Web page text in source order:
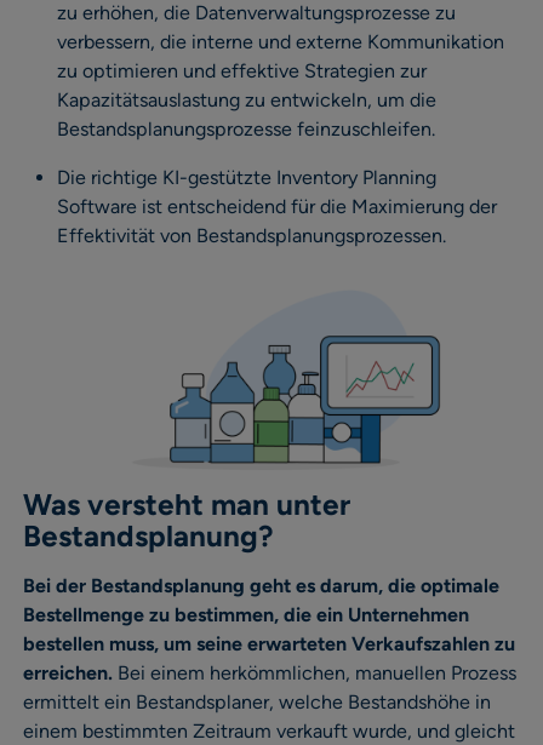
zu erhöhen, die Datenverwaltungsprozesse zu
verbessern, die interne und externe Kommunikation
zu optimieren und effektive Strategien zur
Kapazitätsauslastung zu entwickeln, um die
Bestandsplanungsprozesse feinzuschleifen.
Die richtige KI-gestützte Inventory Planning
Software ist entscheidend für die Maximierung der
Effektivität von Bestandsplanungsprozessen.
Was versteht man unter
Bestandsplanung?
Bei der Bestandsplanung geht es darum, die optimale
Bestellmenge zu bestimmen, die ein Unternehmen
bestellen muss, um seine erwarteten Verkaufszahlen zu
erreichen. Bei einem herkömmlichen, manuellen Prozess
ermittelt ein Bestandsplaner, welche Bestandshöhe in
einem bestimmten Zeitraum verkauft wurde, und gleicht